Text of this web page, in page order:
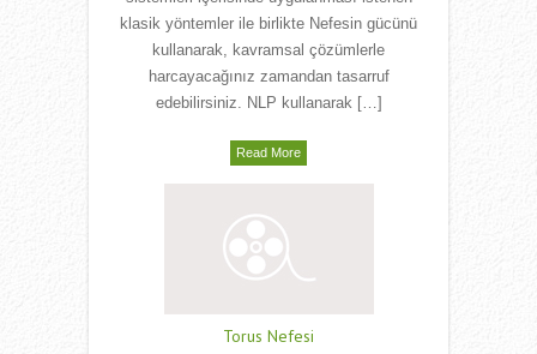
klasik yöntemler ile birlikte Nefesin gücünü
kullanarak, kavramsal çözümlerle
harcayacağınız zamandan tasarruf
edebilirsiniz. NLP kullanarak […]
Read More
Torus Nefesi